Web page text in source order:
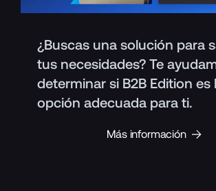
¿Buscas una solución para
tus necesidades? Te
determinar si B2B Edition es
opción adecuada para ti.
Más información